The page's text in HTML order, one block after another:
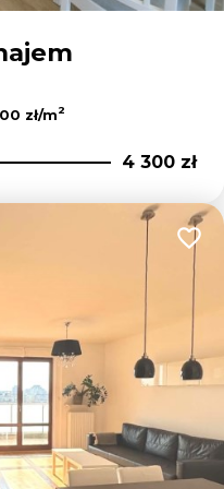
zł/m2
4 300 zł